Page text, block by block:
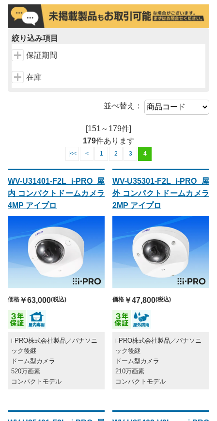
絞り込み項目
保証期間
在庫
並べ替え：
[151～179件]
179件あります
|<< < 1 2 3 4
WV-U31401-F2L i-PRO 屋
内 コンパクトドームカメラ
4MP アイプロ
価格 ￥63,000(税込)
i-PRO株式会社製品／パナソニ
ック後継
ドーム型カメラ
520万画素
コンパクトモデル
WV-U35301-F2L i-PRO 屋
外 コンパクトドームカメラ
2MP アイプロ
価格￥47,800(税込)
i-PRO株式会社製品／パナソニ
ック後継
ドーム型カメラ
210万画素
コンパクトモデル